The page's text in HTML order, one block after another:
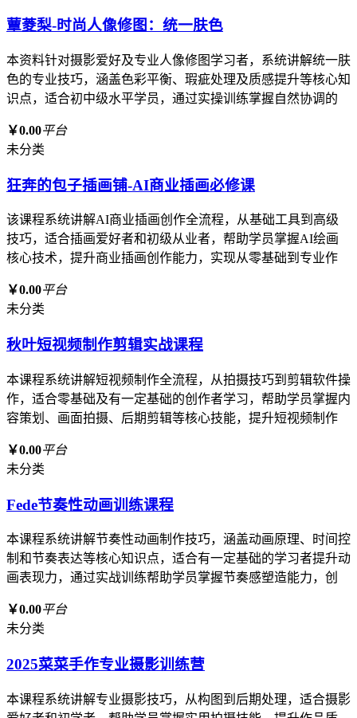
蕈菱梨-时尚人像修图：统一肤色
本资料针对摄影爱好及专业人像修图学习者，系统讲解统一肤
色的专业技巧，涵盖色彩平衡、瑕疵处理及质感提升等核心知
识点，适合初中级水平学员，通过实操训练掌握自然协调的
￥0.00平台
未分类
狂奔的包子插画铺-AI商业插画必修课
该课程系统讲解AI商业插画创作全流程，从基础工具到高级
技巧，适合插画爱好者和初级从业者，帮助学员掌握AI绘画
核心技术，提升商业插画创作能力，实现从零基础到专业作
￥0.00平台
未分类
秋叶短视频制作剪辑实战课程
本课程系统讲解短视频制作全流程，从拍摄技巧到剪辑软件操
作，适合零基础及有一定基础的创作者学习，帮助学员掌握内
容策划、画面拍摄、后期剪辑等核心技能，提升短视频制作
￥0.00平台
未分类
Fede节奏性动画训练课程
本课程系统讲解节奏性动画制作技巧，涵盖动画原理、时间控
制和节奏表达等核心知识点，适合有一定基础的学习者提升动
画表现力，通过实战训练帮助学员掌握节奏感塑造能力，创
￥0.00平台
未分类
2025菜菜手作专业摄影训练营
本课程系统讲解专业摄影技巧，从构图到后期处理，适合摄影